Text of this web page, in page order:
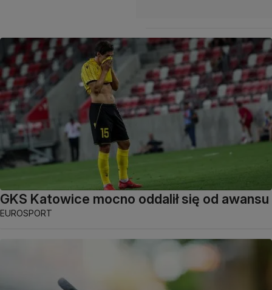
GKS Katowice mocno oddalił się od awansu
EUROSPORT